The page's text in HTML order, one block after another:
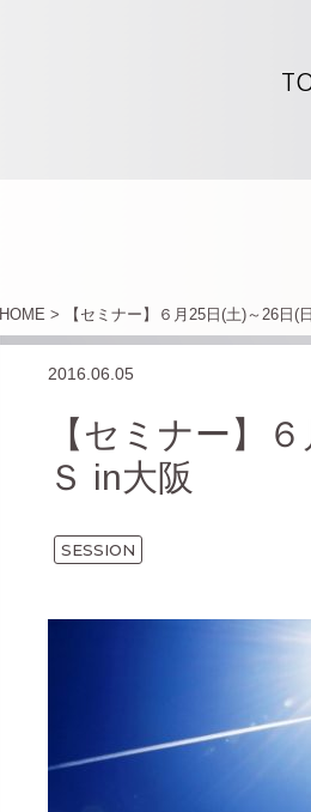
HOME > 【セミナー】６月25日(土)～26日
2016.06.05
【セミナー】
Ｓ in大阪
SESSION